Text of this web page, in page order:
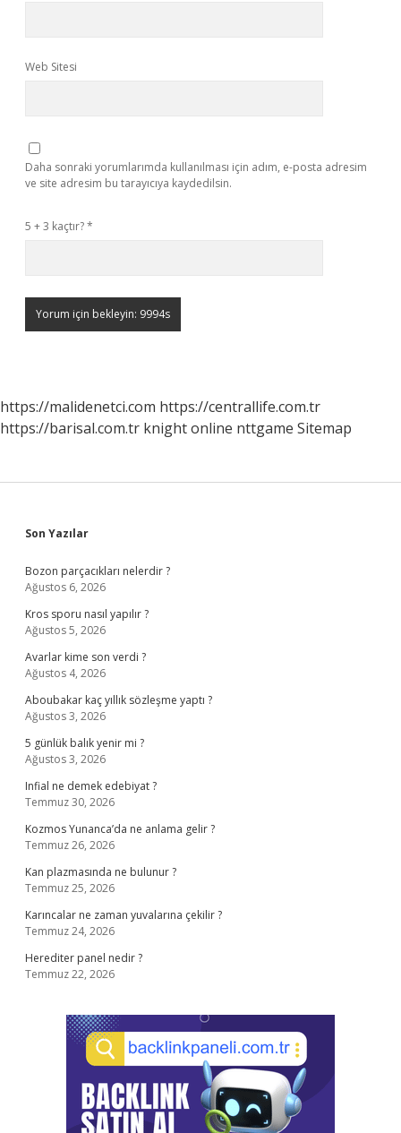
Web Sitesi
Daha sonraki yorumlarımda kullanılması için adım, e-posta adresim
ve site adresim bu tarayıcıya kaydedilsin.
5 + 3 kaçtır?*
https://malidenetci.com https://centrallife.com.tr
https://barisal.com.tr knight online nttgame Sitemap
Sidebar
Son Yazılar
Bozon parçacıkları nelerdir ?
Ağustos 6, 2026
Kros sporu nasıl yapılır ?
Ağustos 5, 2026
Avarlar kime son verdi ?
Ağustos 4, 2026
Aboubakar kaç yıllık sözleşme yaptı ?
Ağustos 3, 2026
5 günlük balık yenir mi ?
Ağustos 3, 2026
Infial ne demek edebiyat ?
Temmuz 30, 2026
Kozmos Yunanca’da ne anlama gelir ?
Temmuz 26, 2026
Kan plazmasında ne bulunur ?
Temmuz 25, 2026
Karıncalar ne zaman yuvalarına çekilir ?
Temmuz 24, 2026
Herediter panel nedir ?
Temmuz 22, 2026